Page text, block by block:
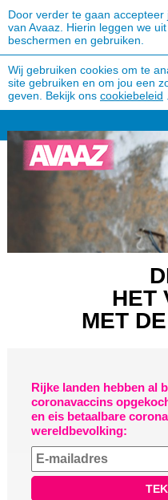
Door verder te gaan accepteer
van Avaaz. Hierin leggen we
beschermen en gebruiken.
Wij gebruiken cookies om te
site gebruiken en om jou een
geven. Bekijk ons cookiebeleid
HET
MET
Rijke landen hebben al
coronavaccins
en eis betaalbare
wereldbevolking: